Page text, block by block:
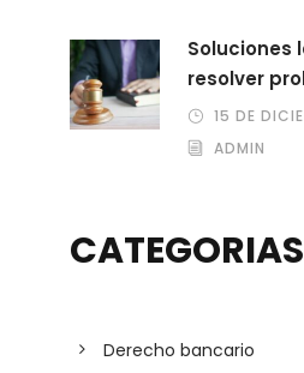
Soluciones
resolver
15 DE
ADMIN
CATEGORIAS
Derecho bancario